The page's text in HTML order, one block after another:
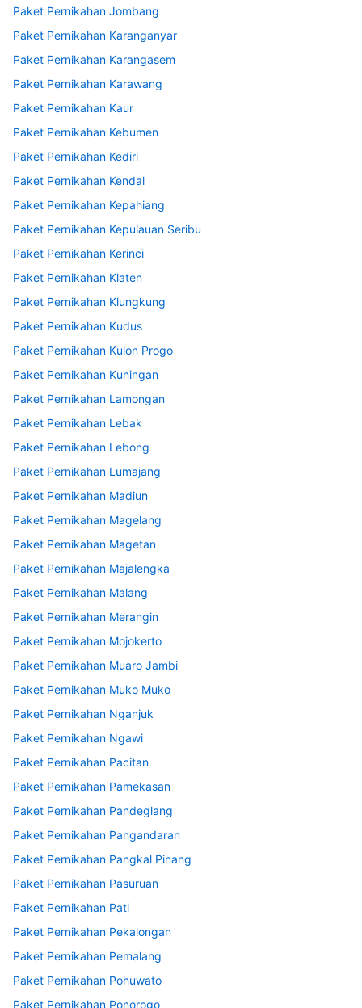
Paket Pernikahan Jombang
Paket Pernikahan Karanganyar
Paket Pernikahan Karangasem
Paket Pernikahan Karawang
Paket Pernikahan Kaur
Paket Pernikahan Kebumen
Paket Pernikahan Kediri
Paket Pernikahan Kendal
Paket Pernikahan Kepahiang
Paket Pernikahan Kepulauan Seribu
Paket Pernikahan Kerinci
Paket Pernikahan Klaten
Paket Pernikahan Klungkung
Paket Pernikahan Kudus
Paket Pernikahan Kulon Progo
Paket Pernikahan Kuningan
Paket Pernikahan Lamongan
Paket Pernikahan Lebak
Paket Pernikahan Lebong
Paket Pernikahan Lumajang
Paket Pernikahan Madiun
Paket Pernikahan Magelang
Paket Pernikahan Magetan
Paket Pernikahan Majalengka
Paket Pernikahan Malang
Paket Pernikahan Merangin
Paket Pernikahan Mojokerto
Paket Pernikahan Muaro Jambi
Paket Pernikahan Muko Muko
Paket Pernikahan Nganjuk
Paket Pernikahan Ngawi
Paket Pernikahan Pacitan
Paket Pernikahan Pamekasan
Paket Pernikahan Pandeglang
Paket Pernikahan Pangandaran
Paket Pernikahan Pangkal Pinang
Paket Pernikahan Pasuruan
Paket Pernikahan Pati
Paket Pernikahan Pekalongan
Paket Pernikahan Pemalang
Paket Pernikahan Pohuwato
Paket Pernikahan Ponorogo